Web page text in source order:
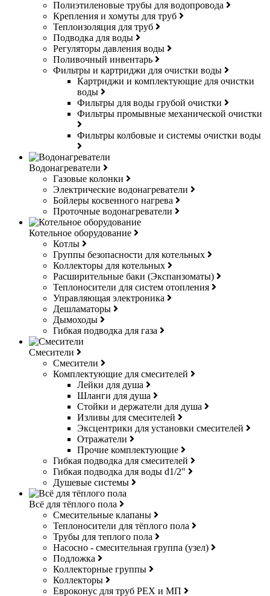
Полиэтиленовые трубы для водопровода
Крепления и хомуты для труб
Теплоизоляция для труб
Подводка для воды
Регуляторы давления воды
Поливочный инвентарь
Фильтры и картриджи для очистки воды
Картриджи и комплектующие для очистки
воды
Фильтры для воды грубой очистки
Фильтры промывные механической очистки
Фильтры колбовые и системы очистки воды
Водонагреватели
Газовые колонки
Электрические водонагреватели
Бойлеры косвенного нагрева
Проточные водонагреватели
Котельное оборудование
Котлы
Группы безопасности для котельных
Коллекторы для котельных
Расширительные баки (Экспанзоматы)
Теплоносители для систем отопления
Управляющая электроника
Дешламаторы
Дымоходы
Гибкая подводка для газа
Смесители
Смесители
Комплектующие для смесителей
Лейки для душа
Шланги для душа
Стойки и держатели для душа
Изливы для смесителей
Эксцентрики для установки смесителей
Отражатели
Прочие комплектующие
Гибкая подводка для смесителей
Гибкая подводка для воды d1/2"
Душевые системы
Всё для тёплого пола
Смесительные клапаны
Теплоносители для тёплого пола
Трубы для теплого пола
Насосно - смесительная группа (узел)
Подложка
Коллекторные группы
Коллекторы
Евроконус для труб РЕХ и МП